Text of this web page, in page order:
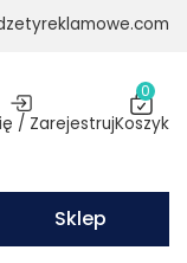
/ Zarejestruj
0
Koszyk
Sklep